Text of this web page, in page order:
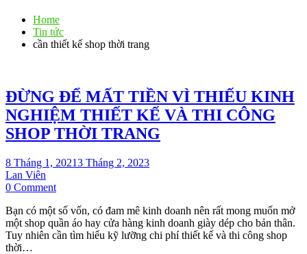
Home
Tin tức
cần thiết kế shop thời trang
ĐỪNG ĐỂ MẤT TIỀN VÌ THIẾU KINH
NGHIỆM THIẾT KẾ VÀ THI CÔNG
SHOP THỜI TRANG
8 Tháng 1, 20213 Tháng 2, 2023
Lan Viên
0 Commenton
ĐỂ
MẤT
TIỀN
Bạn có một số vốn, có đam mê kinh doanh nên rất mong muốn mở
một shop quần áo hay cửa hàng kinh doanh giày dép cho bản thân.
Tuy nhiên cần tìm hiểu kỹ lưỡng chi phí thiết kế và thi công shop
thời…